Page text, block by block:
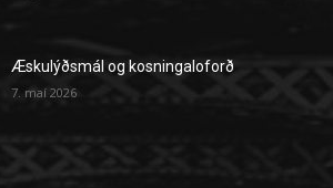
Æskulýðsmál og kosningaloforð
7. maí 2026